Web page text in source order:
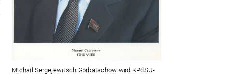
Michail Sergejewitsch Gorbatschow wird KPdSU-